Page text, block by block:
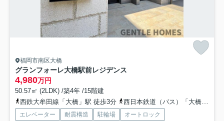
福岡市南区大橋
グランフォーレ大橋駅前レジデンス
4,980万円
50.57㎡ (2LDK) /築4年 /15階建
西鉄大牟田線「大橋」駅 徒歩3分
西日本鉄道（バス）「大橋一丁目」バス停下車 徒歩1分
エレベーター 耐震構造 駐輪場
オートロック